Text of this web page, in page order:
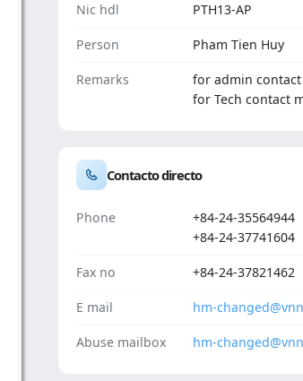
Nic hdl PTH13-AP
Person Pham Tien Huy
Remarks
for admin contact
for Tech contact
Contacto directo
Phone
+84-24-35564944
+84-24-37741604
Fax no +84-24-37821462
E mail hm-
Abuse mailbox hm-